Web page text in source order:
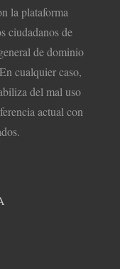
la plataforma
ciudadanos de
de dominio
cualquier caso,
del mal uso
actual con